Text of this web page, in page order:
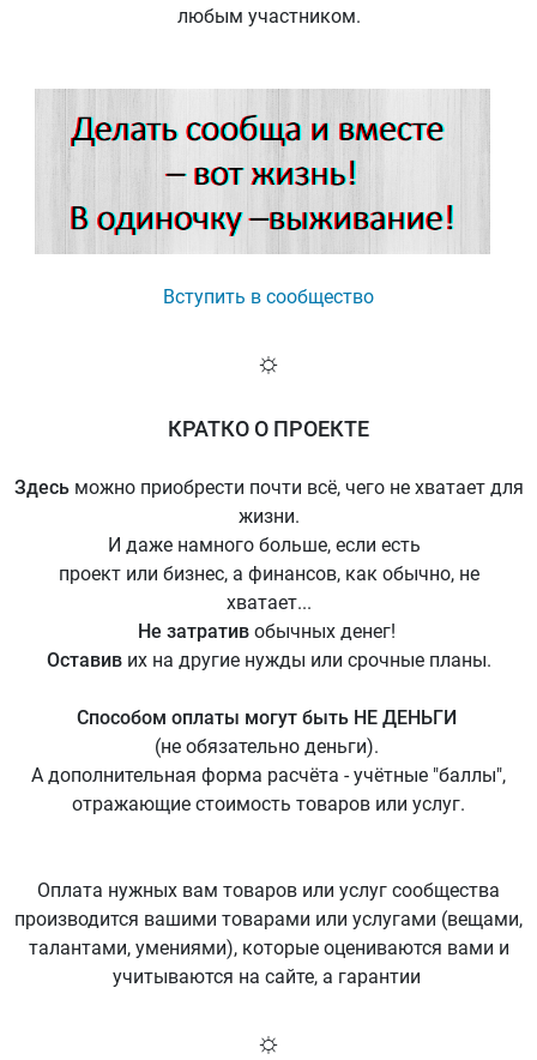
любым участником.
Вступить в сообщество
☼
КРАТКО О ПРОЕКТЕ
Здесь можно приобрести почти всё, чего не хватает для
жизни.
И даже намного больше, если есть
проект или бизнес, а финансов, как обычно, не
хватает...
Не затративобычных денег!
Оставив их на другие нужды или срочные планы.
Способом оплаты могут быть НЕ ДЕНЬГИ
(не обязательно деньги).
А дополнительная форма расчёта - учётные "баллы",
отражающие стоимость товаров или услуг.
Оплата нужных вам товаров или услуг сообщества
производится вашими товарами или услугами (вещами,
талантами, умениями), которые оцениваются вами и
учитываются на сайте, а гарантии
☼